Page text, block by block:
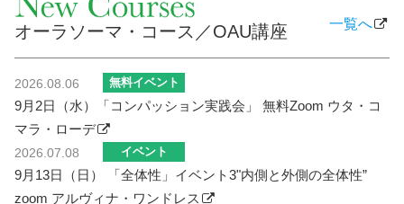
オーラソーマ・コース／OAU講座 一覧へ
2026.08.06 無料イベント
9月2日（水）「コンパッション実践会」 無料Zoom ウタ・コ
マラ・ローデ
2026.07.08 イベント
9月13日（日） 「全体性」イベント3"内側と外側の全体性”
zoom アルヴィナ・ワンドレス